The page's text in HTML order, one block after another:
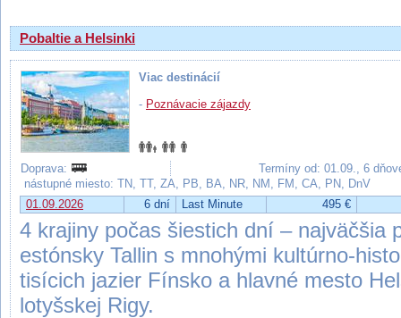
Pobaltie a Helsinki
Viac destinácií
- Poznávacie zájazdy
Doprava:
Termíny od: 01.09., 6
nástupné miesto: TN, TT, ZA, PB, BA, NR, NM, FM, CA, PN, DnV
01.09.2026
6 dní Last Minute 495 €
4 krajiny počas šiestich dní – najväčšia
estónsky Tallin s mnohými kultúrno-
tisícich jazier Fínsko a hlavné mesto
lotyšskej Rigy.